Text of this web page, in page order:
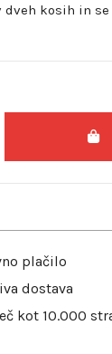
dveh kosih in
plačilo
dostava
kot 10.000